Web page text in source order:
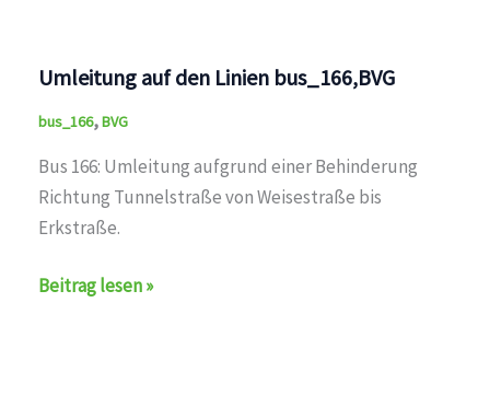
Umleitung auf den Linien bus_166,BVG
bus_166,BVG
Bus 166: Umleitung aufgrund einer Behinderung
Richtung Tunnelstraße von Weisestraße bis
Erkstraße.
Umleitung
Beitrag lesen »